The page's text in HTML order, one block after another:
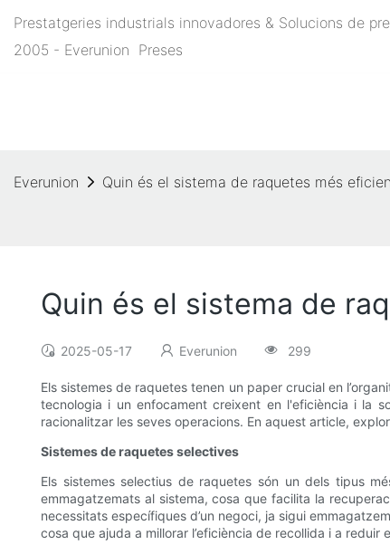
Prestatgeries industrials innovadores & Solucions de
2005 - Everunion Preses
Everunion Quin és el sistema de raquetes més
Quin és el sistema de
2025-05-17 Everunion 299
Els sistemes de raquetes tenen un paper crucial en
tecnologia i un enfocament creixent en l'eficiència i la
racionalitzar les seves operacions. En aquest article,
Sistemes de raquetes selectives
Els sistemes selectius de raquetes són un dels tipus
emmagatzemats al sistema, cosa que facilita la
necessitats específiques d’un negoci, ja sigui
cosa que ajuda a millorar l’eficiència de recollida i a reduir